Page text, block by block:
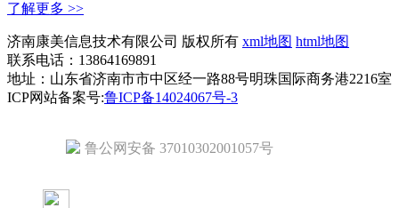
了解更多 >>
济南康美信息技术有限公司 版权所有 xml地图 html地图
联系电话：13864169891
地址：山东省济南市市中区经一路88号明珠国际商务港2216室
ICP网站备案号:鲁ICP备14024067号-3
鲁公网安备 37010302001057号